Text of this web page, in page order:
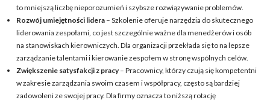
to mniejszą liczbę nieporozumień i szybsze rozwiązywanie problemów.
Rozwój umiejętności lidera – Szkolenie oferuje narzędzia do skutecznego
liderowania zespołami, co jest szczególnie ważne dla menedżerów i osób
na stanowiskach kierowniczych. Dla organizacji przekłada się to na lepsze
zarządzanie talentami i kierowanie zespołem w stronę wspólnych celów.
Zwiększenie satysfakcji z pracy– Pracownicy, którzy czują się kompetentni
w zakresie zarządzania swoim czasem i współpracy, często są bardziej
zadowoleni ze swojej pracy. Dla firmy oznacza to niższą rotację